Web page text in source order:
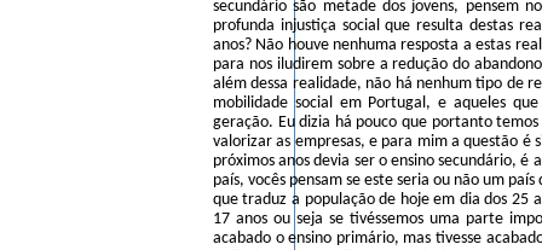
secundário são metade dos jovens, pensem
profunda injustiça social que resulta destas
anos? Não houve nenhuma resposta a estas
para nos iludirem sobre a redução do
além dessa realidade, não há nenhum tipo de
mobilidade social em Portugal, e aqueles
geração. Eu dizia há pouco que portanto
valorizar as empresas, e para mim a questão é
próximos anos devia ser o ensino secundário,
país, vocês pensam se este seria ou não um
que traduz a população de hoje em dia dos 25
17 anos ou seja se tivéssemos uma parte
acabado o ensino primário, mas tivesse